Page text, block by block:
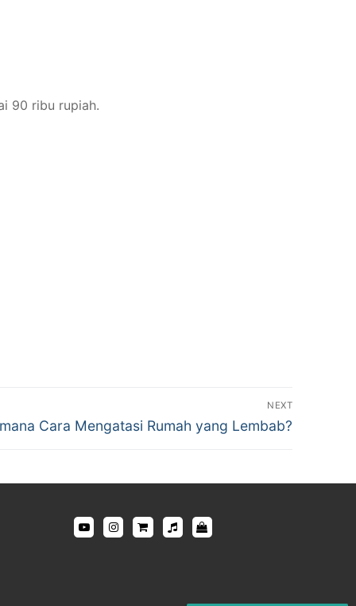
90 ribu rupiah.
NEXT
Cara Mengatasi Rumah yang Lembab?